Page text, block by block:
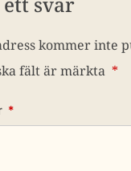
kommer inte
fält är märkta *
*